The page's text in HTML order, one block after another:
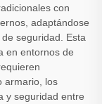
con
adaptándose
seguridad. Esta
en entornos de
armario, los
y seguridad entre